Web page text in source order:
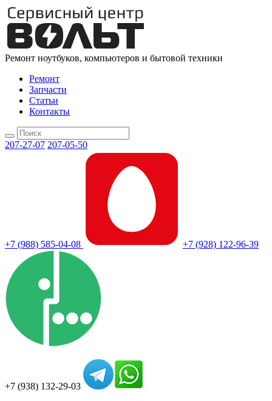
Ремонт ноутбуков, компьютеров и бытовой техники
Ремонт
Запчасти
Статьи
Контакты
207-27-07 207-05-50
+7 (988) 585-04-08 +7 (928) 122-96-39
+7 (938) 132-29-03